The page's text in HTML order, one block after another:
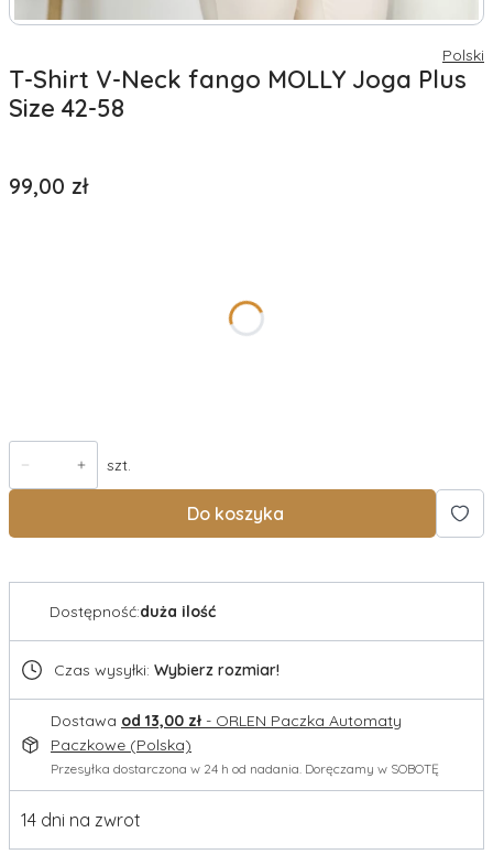
Polski
T-Shirt V-Neck fango MOLLY Joga Plus
Size 42-58
Cena
99,00 zł
szt.
Do koszyka
Dostępność:duża ilość
Czas wysyłki: Wybierz rozmiar!
Dostawa od 13,00 zł - ORLEN Paczka Automaty
Paczkowe (Polska)
Przesyłka dostarczona w 24 h od nadania. Doręczamy w SOBOTĘ
14 dni na zwrot